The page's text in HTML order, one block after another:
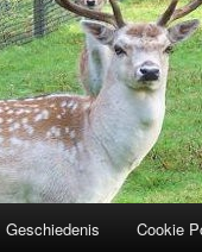
Geschiedenis Cookie